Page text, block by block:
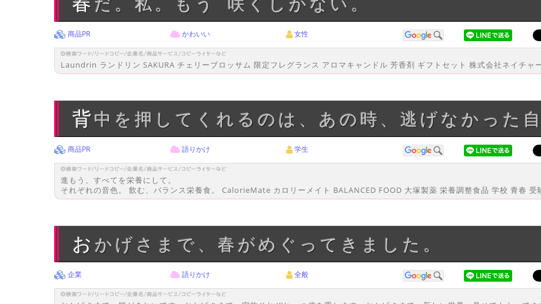
春だ。私。もう 咲くしかない。
商品PR かわいい 女性
Laundrin ランドリン SAKURA チェリーブロッサム 限定フレグランス アロマキャンドル 芳香剤 ギフトセット 株式会社ネイチャ
背中を押してくれるのは、あの時、逃げなかった
商品PR 語りかけ 学生
進もう、すべてを栄養にして。
それぞれの音色。 飲む、バランス栄養食。 CalorieMate カロリーメイト BALANCED FOOD 大塚製薬 栄養調整食品 学校 青春
おかげさまで、春がめぐってきました。
企業 語りかけ 全般